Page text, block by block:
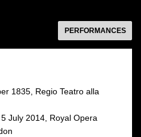
25 MAY 2016
Moniuszko Auditorium
następny
PERFORMANCES
1835, Regio Teatro alla
July 2014, Royal Opera